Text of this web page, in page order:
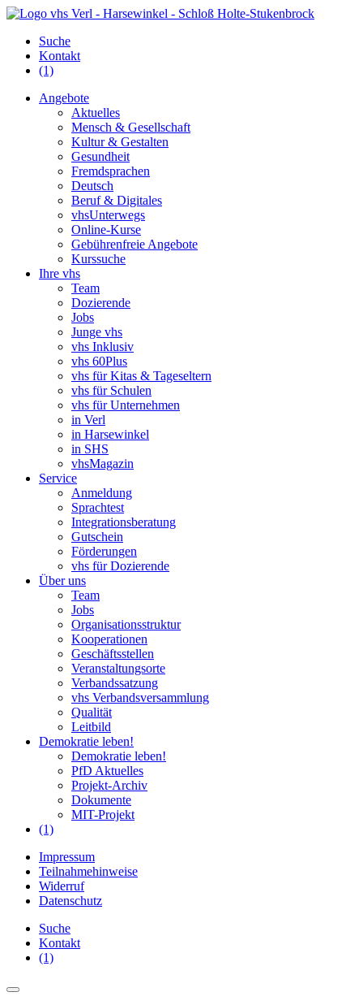
Suche
Kontakt
(1)
Angebote
Aktuelles
Mensch & Gesellschaft
Kultur & Gestalten
Gesundheit
Fremdsprachen
Deutsch
Beruf & Digitales
vhsUnterwegs
Online-Kurse
Gebührenfreie Angebote
Kurssuche
Ihre vhs
Team
Dozierende
Jobs
Junge vhs
vhs Inklusiv
vhs 60Plus
vhs für Kitas & Tageseltern
vhs für Schulen
vhs für Unternehmen
in Verl
in Harsewinkel
in SHS
vhsMagazin
Service
Anmeldung
Sprachtest
Integrationsberatung
Gutschein
Förderungen
vhs für Dozierende
Über uns
Team
Jobs
Organisationsstruktur
Kooperationen
Geschäftsstellen
Veranstaltungsorte
Verbandssatzung
vhs Verbandsversammlung
Qualität
Leitbild
Demokratie leben!
Demokratie leben!
PfD Aktuelles
Projekt-Archiv
Dokumente
MIT-Projekt
(1)
Impressum
Teilnahmehinweise
Widerruf
Datenschutz
Suche
Kontakt
(1)